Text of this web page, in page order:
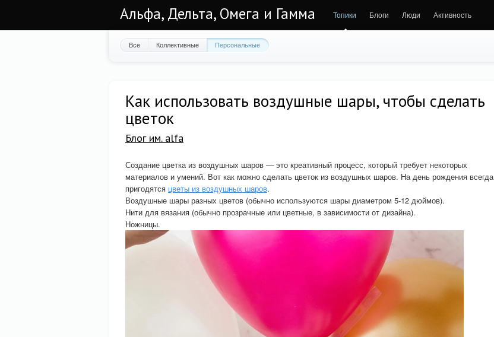
Альфа, Дельта, Омега и Гамма Топики Блоги Люди Активность
Все Коллективные Персональные
Как использовать воздушные шары, чтобы сделать
цветок
Блог им. alfa
Создание цветка из воздушных шаров — это креативный процесс, который требует некоторых
материалов и умений. Вот как можно сделать цветок из воздушных шаров. На день рождения всегда
пригодятся цветы из воздушных шаров.
Воздушные шары разных цветов (обычно используются шары диаметром 5-12 дюймов).
Нити для вязания (обычно прозрачные или цветные, в зависимости от дизайна).
Ножницы.